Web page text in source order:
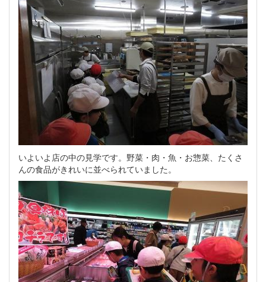
いよいよ店の中の見学です。野菜・肉・魚・お惣菜、たくさ
んの食品がきれいに並べられていました。